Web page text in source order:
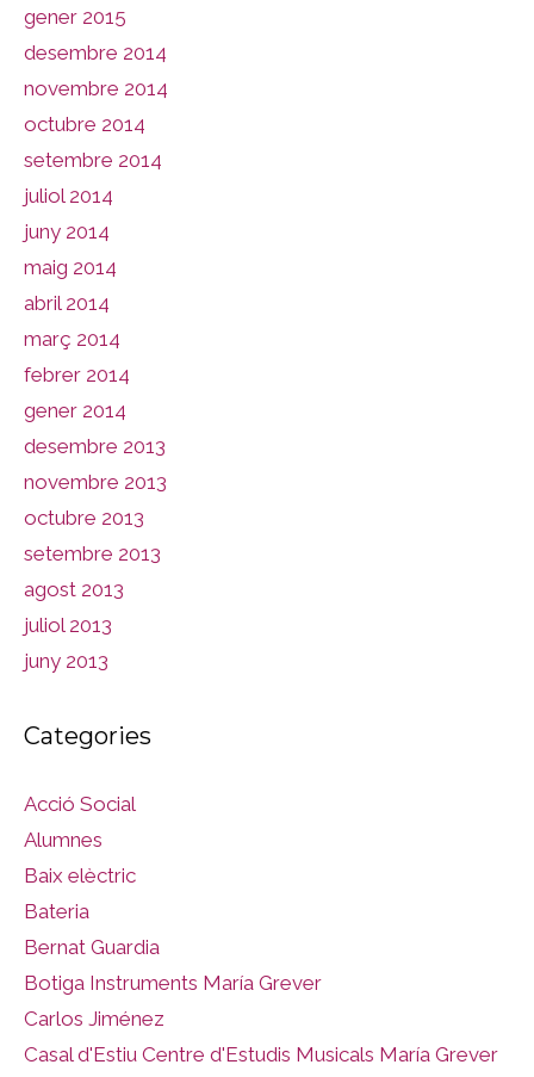
gener 2015
desembre 2014
novembre 2014
octubre 2014
setembre 2014
juliol 2014
juny 2014
maig 2014
abril 2014
març 2014
febrer 2014
gener 2014
desembre 2013
novembre 2013
octubre 2013
setembre 2013
agost 2013
juliol 2013
juny 2013
Categories
Acció Social
Alumnes
Baix elèctric
Bateria
Bernat Guardia
Botiga Instruments María Grever
Carlos Jiménez
Casal d'Estiu Centre d'Estudis Musicals María Grever